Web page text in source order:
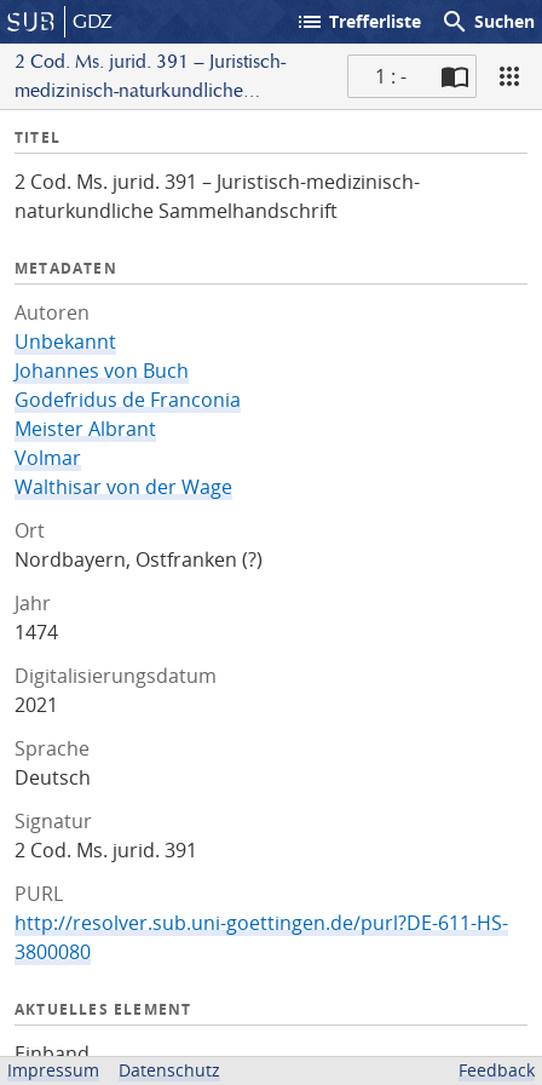
GDZ list Trefferliste search Suchen
2 Cod. Ms. jurid. 391 – Juristisch-
medizinisch-naturkundliche
1 : -
I
f
o
TITEL
2 Cod. Ms. jurid. 391 – Juristisch-medizinisch-
naturkundliche Sammelhandschrift
METADATEN
Autoren
Unbekannt
Johannes von Buch
Godefridus de Franconia
Meister Albrant
Volmar
Walthisar von der Wage
Ort
Nordbayern, Ostfranken (?)
Jahr
1474
Digitalisierungsdatum
2021
Sprache
Deutsch
Signatur
2 Cod. Ms. jurid. 391
PURL
http://resolver.sub.uni-goettingen.de/purl?DE-611-HS-
3800080
AKTUELLES ELEMENT
Einband
Impressum Datenschutz Feedback